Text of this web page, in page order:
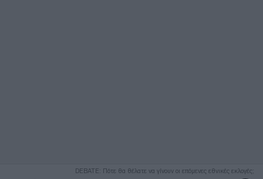
DEBATE: Πότε θα θέλατε να γίνουν οι επόμενες εθνικές εκλογές;